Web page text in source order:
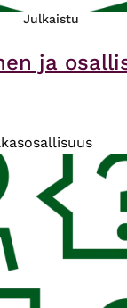
Julkaistu
ja